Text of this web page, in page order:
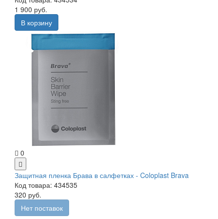
1 900 руб.
В корзину
0
Защитная пленка Брава в салфетках - Coloplast Brava
Код товара: 434535
320 руб.
Нет поставок